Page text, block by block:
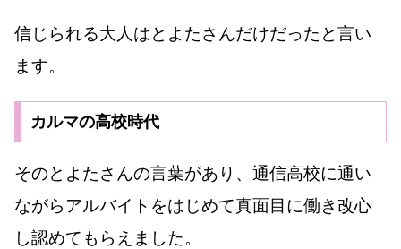
信じられる大人はとよたさんだけだったと言い
ます。
カルマの高校時代
そのとよたさんの言葉があり、通信高校に通い
ながらアルバイトをはじめて真面目に働き改心
し認めてもらえました。